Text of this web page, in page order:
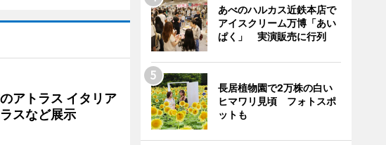
アトラス イタリア
スなど展示
あべのハルカス近鉄本店で
アイスクリーム万博「あい
ぱく」 実演販売に行列
長居植物園で2万株の白い
ヒマワリ見頃 フォトスポ
ットも